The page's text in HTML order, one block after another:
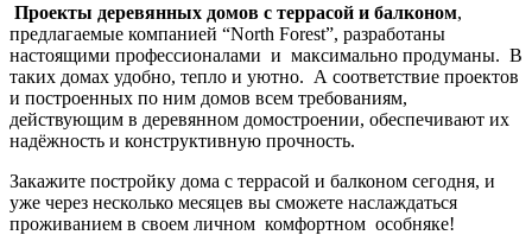
Проекты деревянных домов с террасой и балконом,
предлагаемые компанией “North Forest”, разработаны
настоящими профессионалами и максимально продуманы. В
таких домах удобно, тепло и уютно. А соответствие проектов
и построенных по ним домов всем требованиям,
действующим в деревянном домостроении, обеспечивают их
надёжность и конструктивную прочность.
Закажите постройку дома с террасой и балконом сегодня, и
уже через несколько месяцев вы сможете наслаждаться
проживанием в своем личном комфортном особняке!